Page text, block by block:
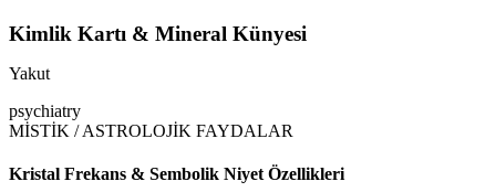
Kimlik Kartı & Mineral Künyesi
Yakut
psychiatry
MİSTİK / ASTROLOJİK FAYDALAR
Kristal Frekans & Sembolik Niyet Özellikleri